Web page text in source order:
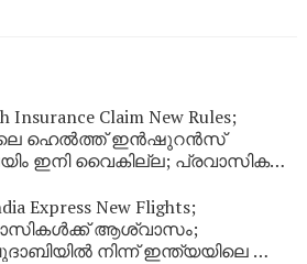
Insurance Claim New Rules;
ഹെൽത്ത് ഇൻഷുറൻസ്
ഇനി വൈകില്ല; പ്രവാസികൾ
Express New Flights;
ആശ്വാസം;
നിന്ന് ഇന്ത്യയിലെ ഈ